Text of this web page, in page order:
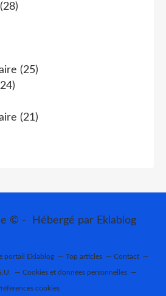
(28)
(25)
(21)
© - Hébergé par Eklablog
portail Eklablog Top articles Contact
Cookies et données personnelles
cookies